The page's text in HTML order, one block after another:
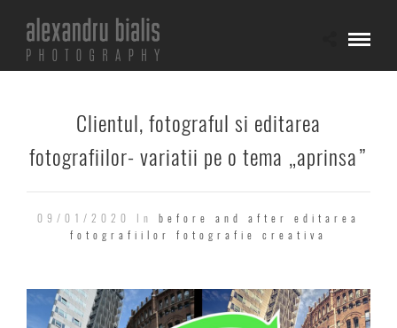
Clientul, fotograful si editarea
fotografiilor- variatii pe o tema „aprinsa”
09/01/2020 In before and after
editarea
fotografiilor
fotografie creativa